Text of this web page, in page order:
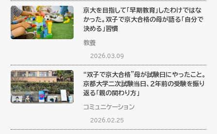
京大を目指して「早期教育」したわけではな
かった。双子で京大合格の母が語る「自分で
決める」習慣
教養
2026.03.09
“双子で京大合格”母が試験日にやったこと。
京都大学二次試験当日、２年前の受験を振り
返る「親の関わり方」
コミュニケーション
2026.02.25